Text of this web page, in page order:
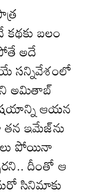
బలం
అదే
సన్నివేశంలో
అమితాబ్
ఆయన
ఇమేజ్‌ను
పోయినా
దీంతో ఆ
సినిమాకు